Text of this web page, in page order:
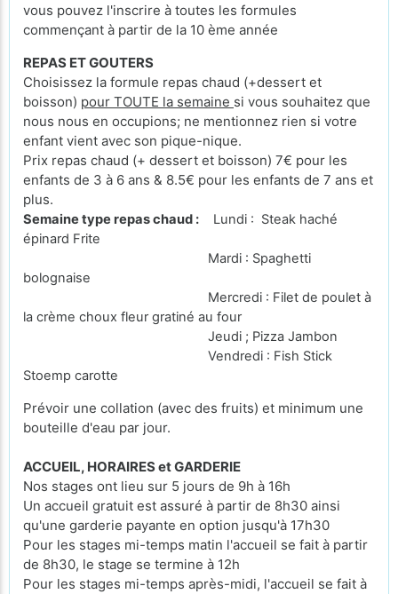
vous pouvez l'inscrire à toutes les formules
commençant à partir de la 10 ème année
REPAS ET GOUTERS
Choisissez la formule repas chaud (+dessert et
boisson) pour TOUTE la semaine si vous souhaitez que
nous nous en occupions; ne mentionnez rien si votre
enfant vient avec son pique-nique.
Prix repas chaud (+ dessert et boisson) 7€ pour les
enfants de 3 à 6 ans & 8.5€ pour les enfants de 7 ans et
plus.
Semaine type repas chaud : Lundi : Steak haché
épinard Frite
Mardi : Spaghetti
bolognaise
Mercredi : Filet de poulet à
la crème choux fleur gratiné au four
Jeudi ; Pizza Jambon
Vendredi : Fish Stick
Stoemp carotte
Prévoir une collation (avec des fruits) et minimum une
bouteille d'eau par jour.
ACCUEIL, HORAIRES et GARDERIE
Nos stages ont lieu sur 5 jours de 9h à 16h
Un accueil gratuit est assuré à partir de 8h30 ainsi
qu'une garderie payante en option jusqu'à 17h30
Pour les stages mi-temps matin l'accueil se fait à partir
de 8h30, le stage se termine à 12h
Pour les stages mi-temps après-midi, l'accueil se fait à